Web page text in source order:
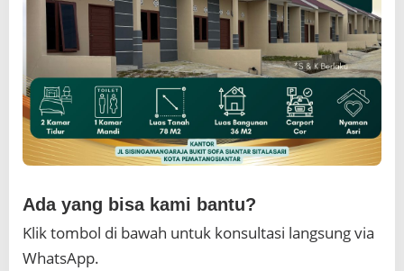
Ada yang bisa kami bantu?
Klik tombol di bawah untuk konsultasi langsung via
WhatsApp.